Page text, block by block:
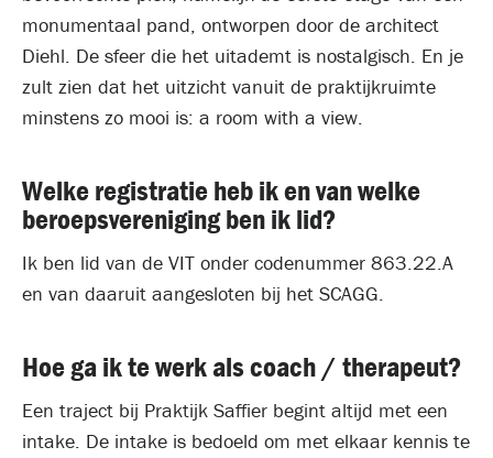
monumentaal pand, ontworpen door de architect
Diehl. De sfeer die het uitademt is nostalgisch. En je
zult zien dat het uitzicht vanuit de praktijkruimte
minstens zo mooi is: a room with a view.
Welke registratie heb ik en van welke
beroepsvereniging ben ik lid?
Ik ben lid van de VIT onder codenummer 863.22.A
en van daaruit aangesloten bij het SCAGG.
Hoe ga ik te werk als coach / therapeut?
Een traject bij Praktijk Saffier begint altijd met een
intake. De intake is bedoeld om met elkaar kennis te